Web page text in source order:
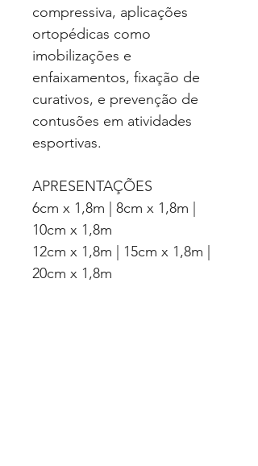
compressiva, aplicações
ortopédicas como
imobilizações e
enfaixamentos, fixação de
curativos, e prevenção de
contusões em atividades
esportivas.
APRESENTAÇÕES
6cm x 1,8m | 8cm x 1,8m |
10cm x 1,8m
12cm x 1,8m | 15cm x 1,8m |
20cm x 1,8m